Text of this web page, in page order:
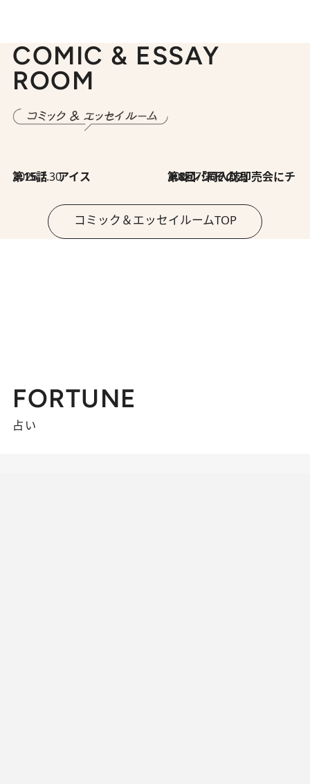
COMIC & ESSAY
ROOM
2026.7.30
第15話 アイス 2026.7.30
第8回「同人誌即売会にチャレンジ その2」
コミック＆エッセイルームTOP
FORTUNE
占い